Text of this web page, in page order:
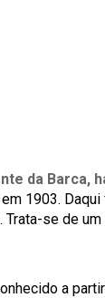
da
1903.
se de
a